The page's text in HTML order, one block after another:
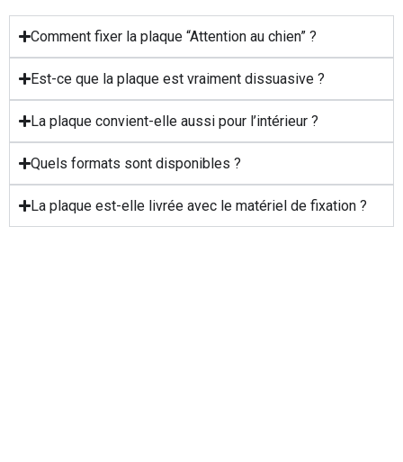
Comment fixer la plaque “Attention au chien” ?
Est-ce que la plaque est vraiment dissuasive ?
La plaque convient-elle aussi pour l’intérieur ?
Quels formats sont disponibles ?
La plaque est-elle livrée avec le matériel de fixation ?